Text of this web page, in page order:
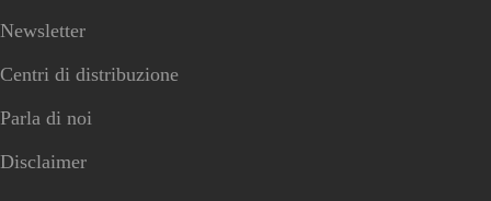
Newsletter
Centri di distribuzione
Parla di noi
Disclaimer